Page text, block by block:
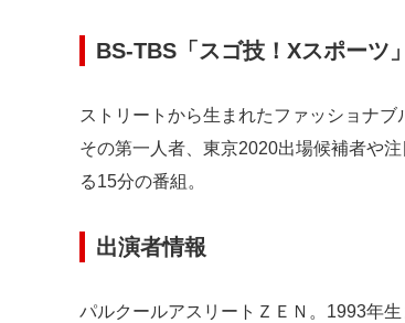
BS-TBS「スゴ技！Xスポーツ
ストリートから生まれたファッショナブ
その第一人者、東京2020出場候補者や
る15分の番組。
出演者情報
パルクールアスリートＺＥＮ。1993年